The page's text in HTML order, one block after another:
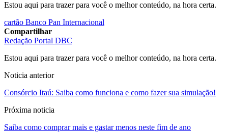
Estou aqui para trazer para você o melhor conteúdo, na hora certa.
cartão Banco Pan Internacional
Compartilhar
Redação Portal DBC
Estou aqui para trazer para você o melhor conteúdo, na hora certa.
Noticia anterior
Consórcio Itaú: Saiba como funciona e como fazer sua simulação!
Próxima noticia
Saiba como comprar mais e gastar menos neste fim de ano